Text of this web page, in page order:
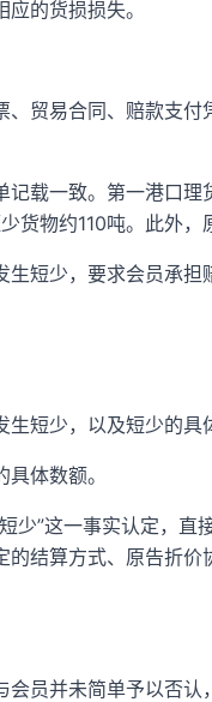
的货损损失。
贸易合同、赔款支
载一致。第一港口
货物约110吨。此外
短少，要求会员承担
短少，以及短少的具
体数额。
少”这一事实认定，
结算方式、原告折
员并未简单予以否认